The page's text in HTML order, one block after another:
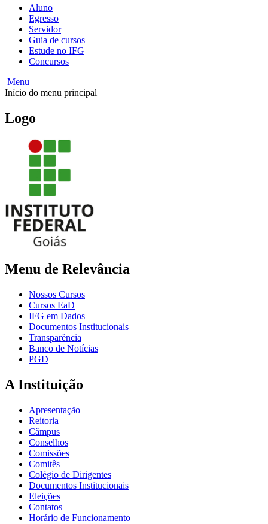
Aluno
Egresso
Servidor
Guia de cursos
Estude no IFG
Concursos
Menu
Início do menu principal
Logo
Menu de Relevância
Nossos Cursos
Cursos EaD
IFG em Dados
Documentos Institucionais
Transparência
Banco de Notícias
PGD
A Instituição
Apresentação
Reitoria
Câmpus
Conselhos
Comissões
Comitês
Colégio de Dirigentes
Documentos Institucionais
Eleições
Contatos
Horário de Funcionamento